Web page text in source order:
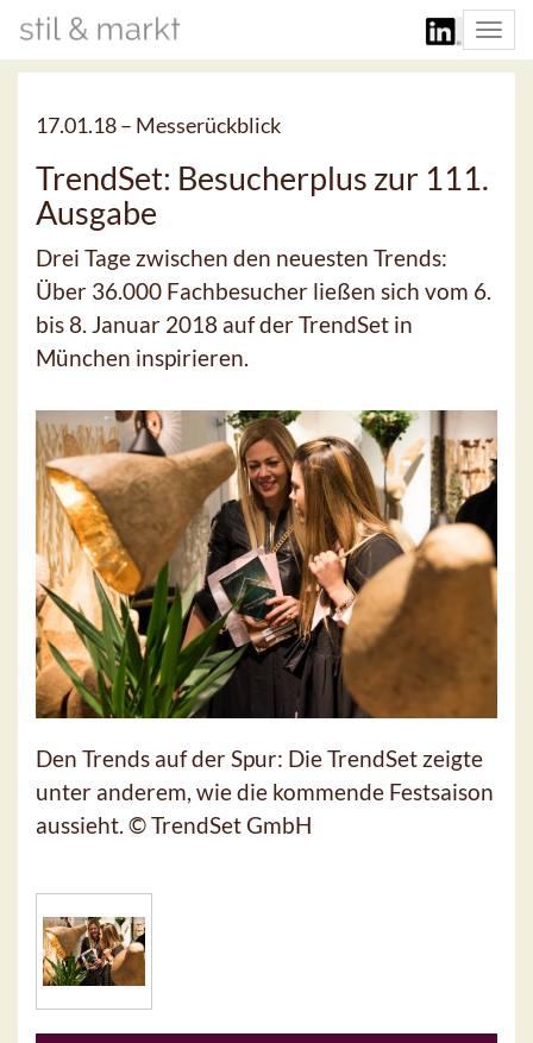
17.01.18 – Messerückblick
TrendSet: Besucherplus zur 111.
Ausgabe
Drei Tage zwischen den neuesten Trends:
Über 36.000 Fachbesucher ließen sich vom 6.
bis 8. Januar 2018 auf der TrendSet in
München inspirieren.
Den Trends auf der Spur: Die TrendSet zeigte
unter anderem, wie die kommende Festsaison
aussieht. © TrendSet GmbH